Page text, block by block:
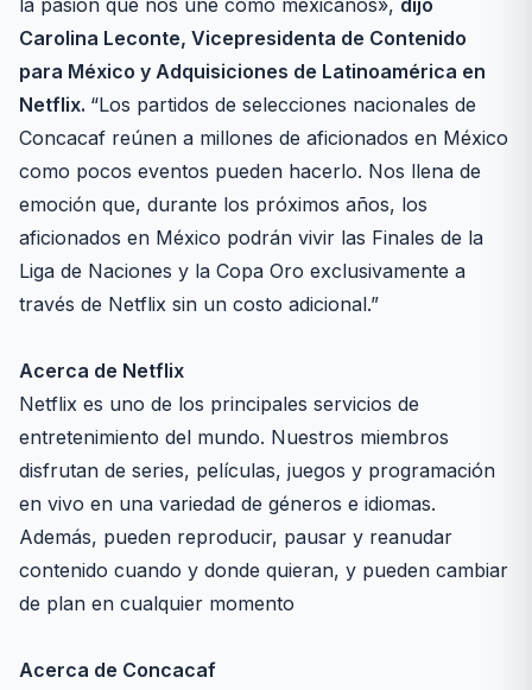
la pasión que nos une como mexicanos», dijo
Carolina Leconte, Vicepresidenta de Contenido
para México y Adquisiciones de Latinoamérica en
Netflix. “Los partidos de selecciones nacionales de
Concacaf reúnen a millones de aficionados en México
como pocos eventos pueden hacerlo. Nos llena de
emoción que, durante los próximos años, los
aficionados en México podrán vivir las Finales de la
Liga de Naciones y la Copa Oro exclusivamente a
través de Netflix sin un costo adicional.”
Acerca de Netflix
Netflix es uno de los principales servicios de
entretenimiento del mundo. Nuestros miembros
disfrutan de series, películas, juegos y programación
en vivo en una variedad de géneros e idiomas.
Además, pueden reproducir, pausar y reanudar
contenido cuando y donde quieran, y pueden cambiar
de plan en cualquier momento
Acerca de Concacaf